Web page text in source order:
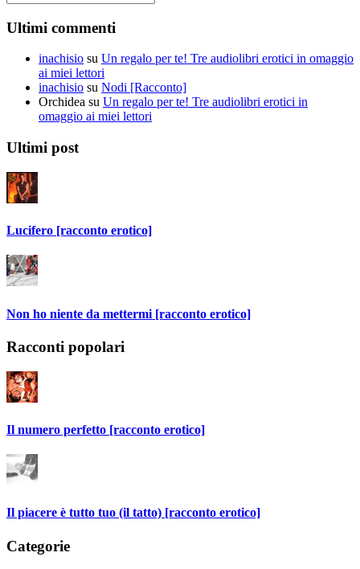
Ultimi commenti
inachisio su Un regalo per te! Tre audiolibri erotici in omaggio
ai miei lettori
inachisio su Nodi [Racconto]
Orchidea su Un regalo per te! Tre audiolibri erotici in
omaggio ai miei lettori
Ultimi post
Lucifero [racconto erotico]
Non ho niente da mettermi [racconto erotico]
Racconti popolari
Il numero perfetto [racconto erotico]
Il piacere è tutto tuo (il tatto) [racconto erotico]
Categorie